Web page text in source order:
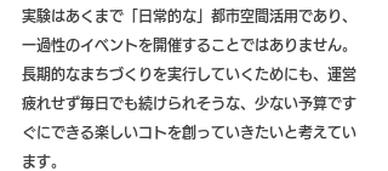
実験はあくまで「日常的な」都市空間活用であり、
一過性のイベントを開催することではありません。
長期的なまちづくりを実行していくためにも、運営
疲れせず毎日でも続けられそうな、少ない予算です
ぐにできる楽しいコトを創っていきたいと考えてい
ます。